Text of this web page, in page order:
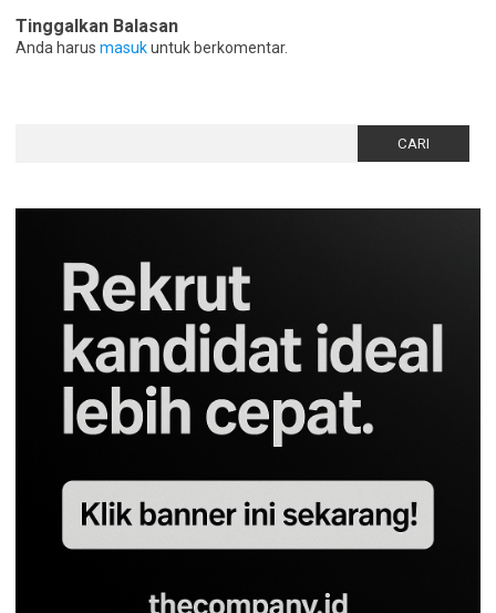
Tinggalkan Balasan
Anda harus masukuntuk berkomentar.